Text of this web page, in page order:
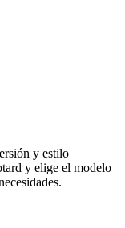
y estilo
y elige el modelo